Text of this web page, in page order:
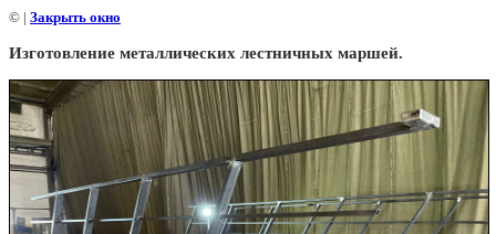
© | Закрыть окно
Изготовление металлических лестничных маршей.